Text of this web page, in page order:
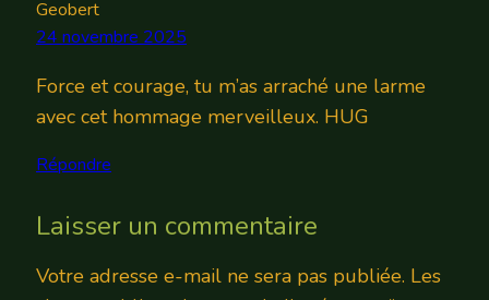
Geobert
24 novembre 2025
Force et courage, tu m’as arraché une larme
avec cet hommage merveilleux. HUG
Répondre
Laisser un commentaire
Votre adresse e-mail ne sera pas publiée. Les